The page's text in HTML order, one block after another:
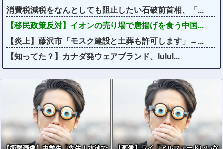
消費税減税をなんとしても阻止したい石破前首相、「...
【移民政策反対】イオンの売り場で唐揚げを食う中国...
【炎上】藤沢市「モスク建設と土葬も許可します」→...
【知ってた？】カナダ発ウェアブランド、lulul...